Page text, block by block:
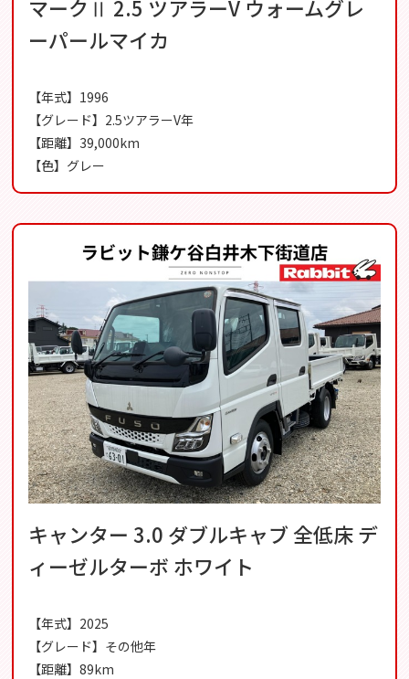
マークⅡ 2.5 ツアラーV ウォームグレ
ーパールマイカ
【年式】1996
【グレード】2.5ツアラーV年
【距離】39,000km
【色】グレー
キャンター 3.0 ダブルキャブ 全低床 デ
ィーゼルターボ ホワイト
【年式】2025
【グレード】その他年
【距離】89km